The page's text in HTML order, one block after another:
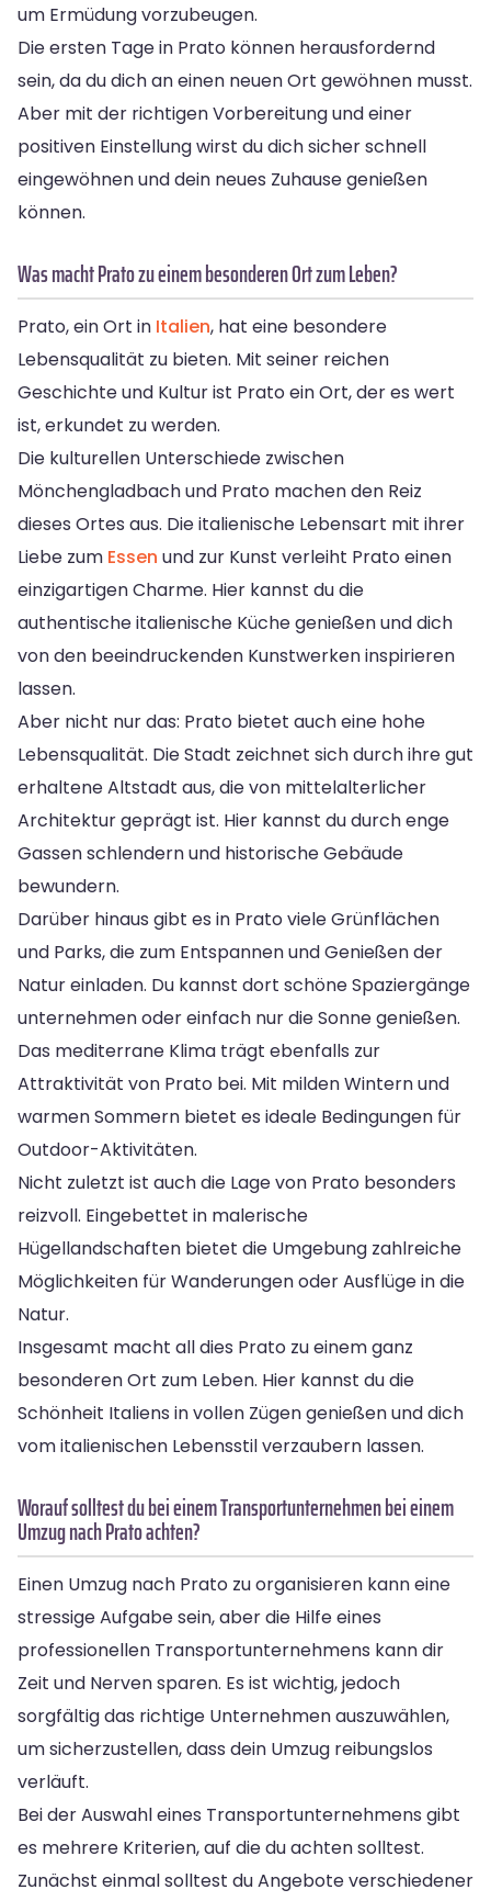
um Ermüdung vorzubeugen.
Die ersten Tage in Prato können herausfordernd
sein, da du dich an einen neuen Ort gewöhnen musst.
Aber mit der richtigen Vorbereitung und einer
positiven Einstellung wirst du dich sicher schnell
eingewöhnen und dein neues Zuhause genießen
können.
Was macht Prato zu einem besonderen Ort zum Leben?
Prato, ein Ort in Italien, hat eine besondere
Lebensqualität zu bieten. Mit seiner reichen
Geschichte und Kultur ist Prato ein Ort, der es wert
ist, erkundet zu werden.
Die kulturellen Unterschiede zwischen
Mönchengladbach und Prato machen den Reiz
dieses Ortes aus. Die italienische Lebensart mit ihrer
Liebe zum Essen und zur Kunst verleiht Prato einen
einzigartigen Charme. Hier kannst du die
authentische italienische Küche genießen und dich
von den beeindruckenden Kunstwerken inspirieren
lassen.
Aber nicht nur das: Prato bietet auch eine hohe
Lebensqualität. Die Stadt zeichnet sich durch ihre gut
erhaltene Altstadt aus, die von mittelalterlicher
Architektur geprägt ist. Hier kannst du durch enge
Gassen schlendern und historische Gebäude
bewundern.
Darüber hinaus gibt es in Prato viele Grünflächen
und Parks, die zum Entspannen und Genießen der
Natur einladen. Du kannst dort schöne Spaziergänge
unternehmen oder einfach nur die Sonne genießen.
Das mediterrane Klima trägt ebenfalls zur
Attraktivität von Prato bei. Mit milden Wintern und
warmen Sommern bietet es ideale Bedingungen für
Outdoor-Aktivitäten.
Nicht zuletzt ist auch die Lage von Prato besonders
reizvoll. Eingebettet in malerische
Hügellandschaften bietet die Umgebung zahlreiche
Möglichkeiten für Wanderungen oder Ausflüge in die
Natur.
Insgesamt macht all dies Prato zu einem ganz
besonderen Ort zum Leben. Hier kannst du die
Schönheit Italiens in vollen Zügen genießen und dich
vom italienischen Lebensstil verzaubern lassen.
Worauf solltest du bei einem Transportunternehmen bei einem
Umzug nach Prato achten?
Einen Umzug nach Prato zu organisieren kann eine
stressige Aufgabe sein, aber die Hilfe eines
professionellen Transportunternehmens kann dir
Zeit und Nerven sparen. Es ist wichtig, jedoch
sorgfältig das richtige Unternehmen auszuwählen,
um sicherzustellen, dass dein Umzug reibungslos
verläuft.
Bei der Auswahl eines Transportunternehmens gibt
es mehrere Kriterien, auf die du achten solltest.
Zunächst einmal solltest du Angebote verschiedener